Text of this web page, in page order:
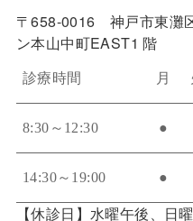
〒658-0016 神戸市東灘
ン本山中町EAST1 階
診療時間 月
8:30～12:30 ●
14:30～19:00 ●
【休診日】水曜午後、日